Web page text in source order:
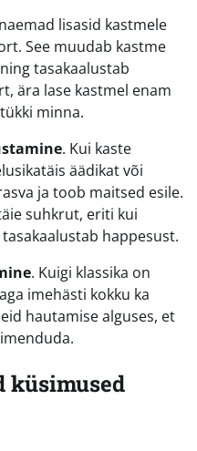
lisasid kastmele
See muudab kastme
tasakaalustab
ära lase kastmel enam
minna.
. Kui kaste
äädikat või
ja toob maitsed esile.
suhkrut, eriti kui
happesust.
. Kuigi klassika on
imehästi kokku ka
hautamise alguses, et
küsimused